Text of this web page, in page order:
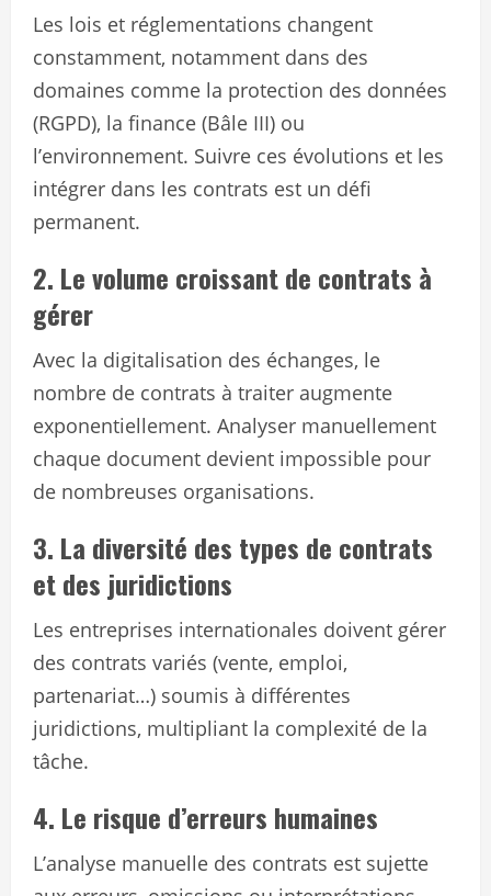
Les lois et réglementations changent
constamment, notamment dans des
domaines comme la protection des données
(RGPD), la finance (Bâle III) ou
l’environnement. Suivre ces évolutions et les
intégrer dans les contrats est un défi
permanent.
2. Le volume croissant de contrats à
gérer
Avec la digitalisation des échanges, le
nombre de contrats à traiter augmente
exponentiellement. Analyser manuellement
chaque document devient impossible pour
de nombreuses organisations.
3. La diversité des types de contrats
et des juridictions
Les entreprises internationales doivent gérer
des contrats variés (vente, emploi,
partenariat…) soumis à différentes
juridictions, multipliant la complexité de la
tâche.
4. Le risque d’erreurs humaines
L’analyse manuelle des contrats est sujette